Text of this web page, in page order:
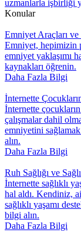
uzmanlarla işbirliği
Konular
Emniyet Araçları
Emniyet, hepimizin
emniyet yaklaşımı
kaynakları öğrenin.
Daha Fazla Bilgi
İnternette
İnternette
çalışmalar dahil
emniyetini
alın.
Daha Fazla Bilgi
Ruh Sağlığı ve
İnternette sağlıklı
hal aldı. Kendiniz,
sağlıklı yaşamı
bilgi alın.
Daha Fazla Bilgi